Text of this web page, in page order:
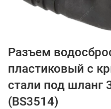
Разъем
пластиковый с
стали под шланг
(BS3514)